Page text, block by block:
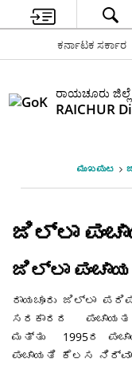
ಕರ್ನಾಟಕ ಸರ್ಕಾರ
ರಾಯಚೂರು ಜಿಲ್ಲೆ
RAICHUR
ಮುಖಪುಟ
ಜಿಲ್ಲಾ
ಜಿಲ್ಲಾ
ರಾಯಚೂರು ಜಿಲ್ಲಾ
ಸರಕಾರದ ಪಂಚಾಯತ
ಮತ್ತು 1995ರ
ಪಂಚಾಯತಿ ಕೆಲಸ